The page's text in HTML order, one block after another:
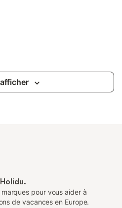
pour vous aider à
de vacances en Europe.